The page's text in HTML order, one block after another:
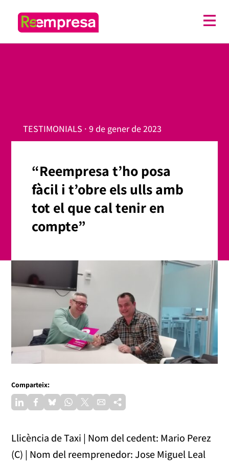
TESTIMONIALS · 9 de gener de 2023
“Reempresa t’ho posa
fàcil i t’obre els ulls amb
tot el que cal tenir en
compte”
Comparteix:
Llicència de Taxi | Nom del cedent: Mario Perez
(C) | Nom del reemprenedor: Jose Miguel Leal